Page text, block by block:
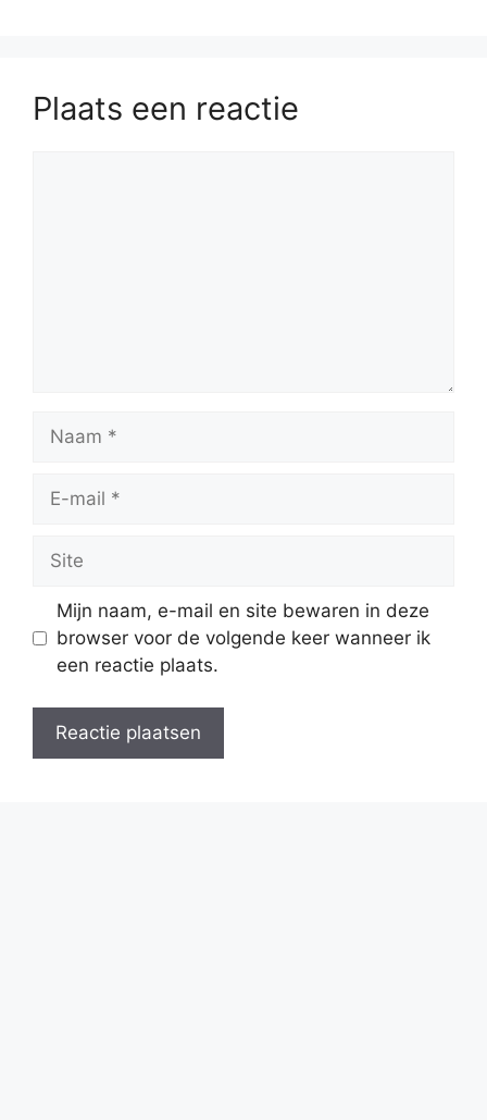
Plaats een reactie
Naam
Site
Mijn naam, e-mail en site bewaren in deze
browser voor de volgende keer wanneer ik
een reactie plaats.